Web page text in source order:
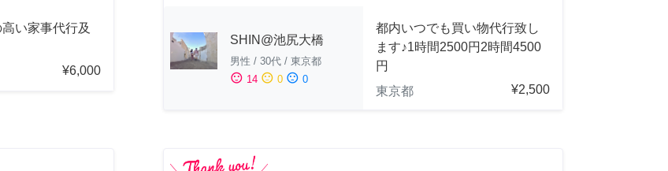
い家事代行及
¥6,000
SHIN@池尻大橋
男性 / 30代 / 東京都
sentiment_satisfied 14 sentiment_neutral 0 sentiment_dissatisfied 0
都内いつでも買い物代行致し
ます♪1時間2500円2時間4500
円
東京都
¥2,500